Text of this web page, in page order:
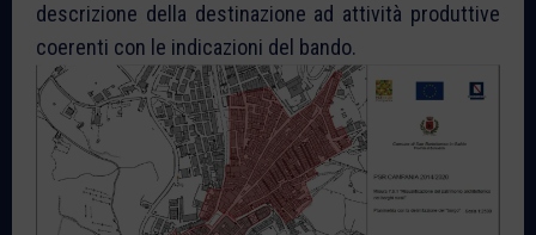
descrizione della destinazione ad attività produttive
coerenti con le indicazioni del bando.